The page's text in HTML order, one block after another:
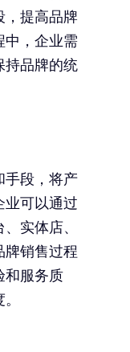
，提高品牌
中，企业需
持品牌的统
手段，将产
业可以通过
实体店、
牌销售过程
和服务质